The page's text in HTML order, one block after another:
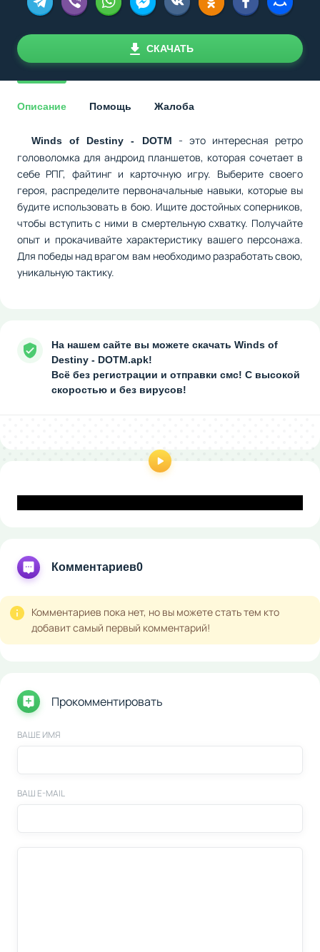
СКАЧАТЬ
Описание Помощь Жалоба
Winds of Destiny - DOTM
- это интересная ретро
головоломка для андроид планшетов, которая сочетает в
себе РПГ, файтинг и карточную игру. Выберите своего
героя, распределите первоначальные навыки, которые вы
будите использовать в бою. Ищите достойных соперников,
чтобы вступить с ними в смертельную схватку. Получайте
опыт и прокачивайте характеристику вашего персонажа.
Для победы над врагом вам необходимо разработать свою,
уникальную тактику.
На нашем сайте вы можете скачать Winds of
Destiny - DOTM.apk!
Всё без регистрации и отправки смс! С высокой
скоростью и без вирусов!
Комментариев0
Комментариев пока нет, но вы можете стать тем кто
добавит самый первый комментарий!
Прокомментировать
ВАШЕ ИМЯ
ВАШ E-MAIL